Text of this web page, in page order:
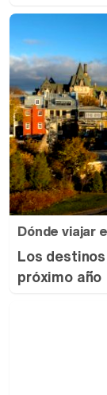
Dónde viajar
Los
próximo año